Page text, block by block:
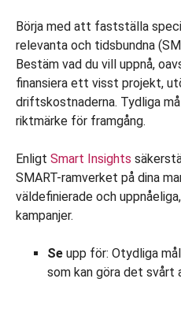
Börja med att fastställa
relevanta och tidsbundna
Bestäm vad du vill uppnå,
finansiera ett visst projekt,
driftskostnaderna. Tydliga
riktmärke för framgång.
Enligt Smart Insights
SMART-ramverket på dina
väldefinierade och
kampanjer.
Se upp för: Otydliga
som kan göra det